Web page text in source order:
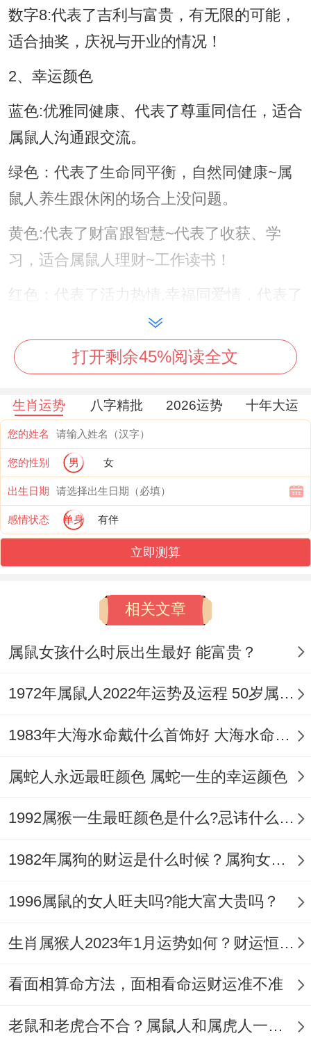
数字8:代表了吉利与富贵，有无限的可能，
适合抽奖，庆祝与开业的情况！
2、幸运颜色
蓝色:优雅同健康、代表了尊重同信任，适合
属鼠人沟通跟交流。
绿色：代表了生命同平衡，自然同健康~属
鼠人养生跟休闲的场合上没问题。
黄色:代表了财富跟智慧~代表了收获、学
习，适合属鼠人理财~工作读书！
红色：代表了活力热情,幸福同爱情，代表了
聚会，约会与送礼等等等等的情况。
但各位都不要太盲目过于迷信、因为我们不
运，人的一生最要紧就是靠我们去奋斗同努
力 - 才能让我们的目标梦想最终走向实现道
路。
保持大家的自身价值同魅力,保持个性与特
色。不要过度排斥，保持开放和包容~才能
1、居家的空间规划和布局
想要提高自己的财运、假若是从各方面去拆
吉祥物，家里有机会摆放招财摆件物，君子
兰要不是富贵竹的植物来提高自己的心情与
想要提高彩云的话，都可以岁很携带吉祥
物，财运内不好的话 - 都能够携带红绳~红
俗上都可能选择到配饰，而水晶首饰则也是
能提高个人财运，防止意外的作用。
于矜持 - 不太懂的跟人交往，对属鼠人而
打开剩余45%阅读全文
生肖运势 八字精批 2026运势 十年大运
您的姓名
您的性别 男 女
出生日期
感情状态 单身 有伴
立即测算
相关文章
属鼠女孩什么时辰出生最好 能富贵？
1972年属鼠人2022年运势及运程 50岁属鼠人虎年运势解析
1983年大海水命戴什么首饰好 大海水命忌讳的颜色
属蛇人永远最旺颜色 属蛇一生的幸运颜色
1992属猴一生最旺颜色是什么?忌讳什么颜色?
1982年属狗的财运是什么时候？属狗女碰上什么年能发财？
1996属鼠的女人旺夫吗?能大富大贵吗？
生肖属猴人2023年1月运势如何？财运恒丰八方来财
看面相算命方法，面相看命运财运准不准
老鼠和老虎合不合？属鼠人和属虎人一路相伴